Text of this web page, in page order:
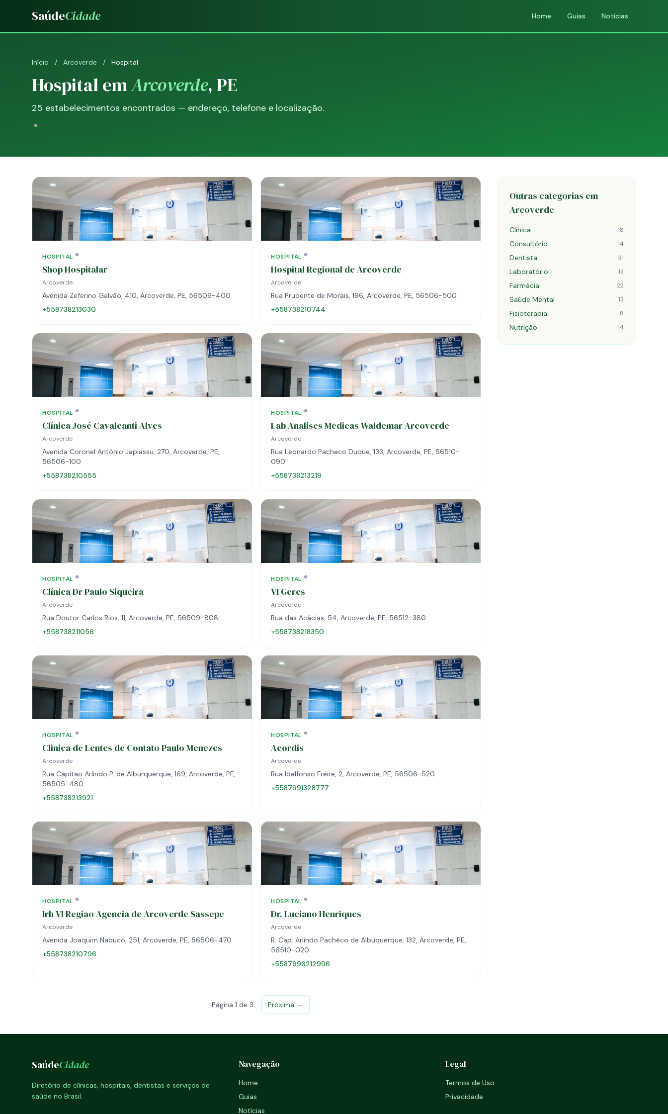
SaúdeCidade Home Guias Notícias
Início / Arcoverde / Hospital
Hospital emArcoverde, PE
25 estabelecimentos encontrados — endereço, telefone e localização.
HOSPITAL
Shop Hospitalar
Arcoverde
Avenida Zeferino Galvão, 410, Arcoverde, PE, 56506-400
+558738213030
HOSPITAL
Hospital Regional de Arcoverde
Arcoverde
Rua Prudente de Morais, 196, Arcoverde, PE, 56506-500
+558738210744
HOSPITAL
Clínica José Cavalcanti Alves
Arcoverde
Avenida Coronel Antônio Japiassu, 270, Arcoverde, PE,
56506-100
+558738210555
HOSPITAL
Lab Analises Medicas Waldemar Arcoverde
Arcoverde
Rua Leonardo Pacheco Duque, 133, Arcoverde, PE, 56510-
090
+558738213219
HOSPITAL
Clínica Dr Paulo Siqueira
Arcoverde
Rua Doutor Carlos Rios, 11, Arcoverde, PE, 56509-808
+558738211056
HOSPITAL
VI Geres
Arcoverde
Rua das Acácias, 54, Arcoverde, PE, 56512-380
+558738218350
HOSPITAL
Clinica de Lentes de Contato Paulo Menezes
Arcoverde
Rua Capitão Arlindo P. de Alburquerque, 169, Arcoverde, PE,
56505-480
+558738213921
HOSPITAL
Acordis
Arcoverde
Rua Idelfonso Freire, 2, Arcoverde, PE, 56506-520
+5587991328777
HOSPITAL
Irh VI Regiao Agencia de Arcoverde Sassepe
Arcoverde
Avenida Joaquim Nabuco, 251, Arcoverde, PE, 56506-470
+558738210796
HOSPITAL
Dr. Luciano Henriques
Arcoverde
R. Cap. Arlíndo Pachêco de Albuquerque, 132, Arcoverde, PE,
56510-020
+5587996212996
Página 1 de 3 Próxima →
Outras categorias em
Arcoverde
Clínica 18
Consultório 14
Dentista 31
Laboratório 13
Farmácia 22
Saúde Mental 13
Fisioterapia 8
Nutrição 4
SaúdeCidade
Diretório de clínicas, hospitais, dentistas e serviços de
saúde no Brasil.
Navegação
Home
Guias
Notícias
Legal
Termos de Uso
Privacidade